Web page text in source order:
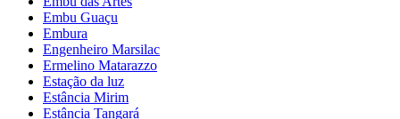
Embu Guaçu
Embura
Engenheiro Marsilac
Ermelino Matarazzo
Estação da luz
Estância Mirim
Estância Tangará